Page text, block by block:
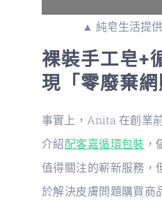
▲ 純皂生活提
裸裝手工皂+
現「零廢棄網
事實上，Anita 在創業
介紹配客嘉循環包裝
值得關注的嶄新服務，
於解決皮膚問題購買商